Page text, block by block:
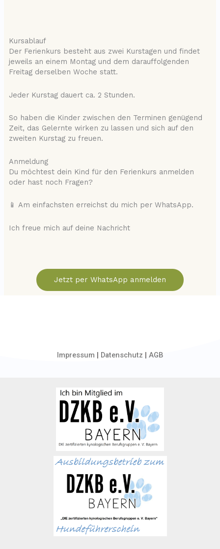
Kursablauf
Der Ferienkurs besteht aus zwei Kurstagen und findet
jeweils an einem Montag und dem darauffolgenden
Freitag derselben Woche statt.
Jeder Kurstag dauert ca. 2 Stunden.
So haben die Kinder zwischen den Terminen genügend
Zeit, das Gelernte wirken zu lassen und sich auf den
zweiten Kurstag zu freuen.
Anmeldung
Du möchtest dein Kind für den Ferienkurs anmelden
oder hast noch Fragen?
📱 Am einfachsten erreichst du mich per WhatsApp.
Ich freue mich auf deine Nachricht
Jetzt per WhatsApp anmelden
Impressum | Datenschutz | AGB